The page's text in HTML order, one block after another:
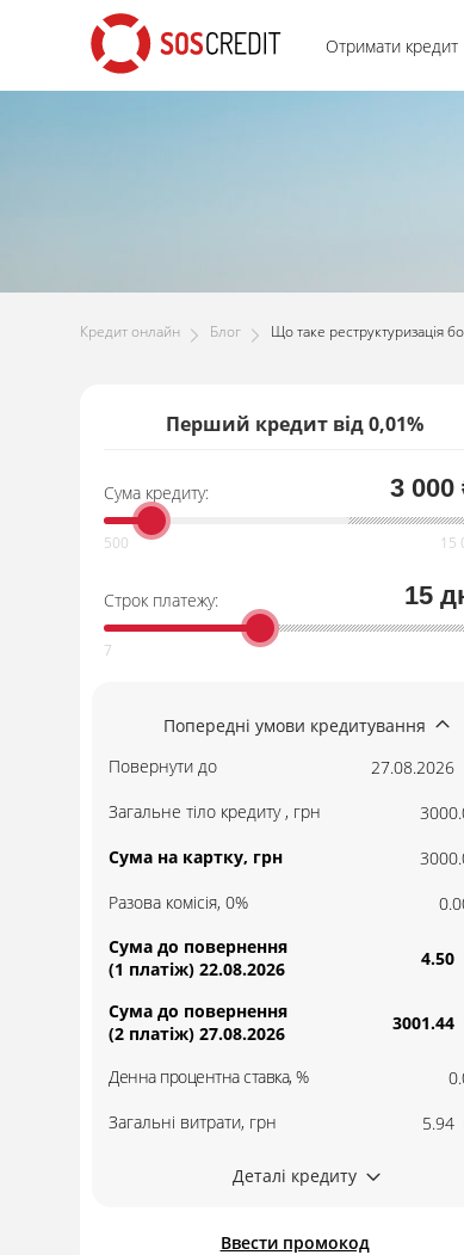
Отримати кредит
Кредит онлайн Блог Що таке реструктуризація
Перший кредит від 0,01%
Сума кредиту: 3 000
Строк платежу: 15
Попередні умови кредитування
Повернути до
27.08.2026
Загальне тіло кредиту , грн
Сума на картку, грн
Разова комісія, 0%
Сума до повернення
(1 платіж) 22.08.2026
4.50
Сума до повернення
(2 платіж) 27.08.2026
3001.44
Денна процентна ставка, %
Загальні витрати, грн
5.94
Деталі кредиту
Ввести промокод